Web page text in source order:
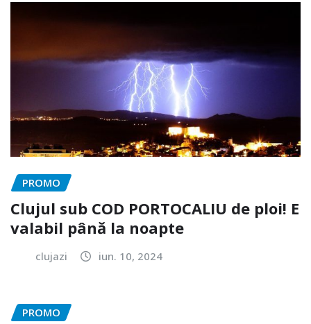
PROMO
Clujul sub COD PORTOCALIU de ploi! E
valabil până la noapte
clujazi iun. 10, 2024
PROMO